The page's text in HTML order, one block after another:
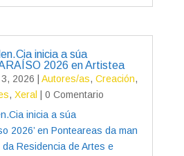
inicia a súa
2026 en Artistea
2026 Autores/as, Creación,
, Xeral
| 0 Comentario
inicia a súa
2026’ en Ponteareas da man
Residencia de Artes e